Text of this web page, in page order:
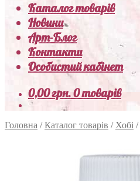
Каталог товарів
Новини
Арт-Блог
Контакти
Особистий кабінет
0,00грн.0 товарів
Головна /Каталог товарів / Хобі /